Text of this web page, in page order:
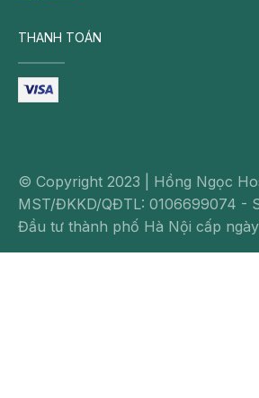
THANH TOÁN
© Copyright 2023 | Hồng Ngọc
MST/ĐKKD/QĐTL: 0106699074 -
Đầu tư thành phố Hà Nội cấp